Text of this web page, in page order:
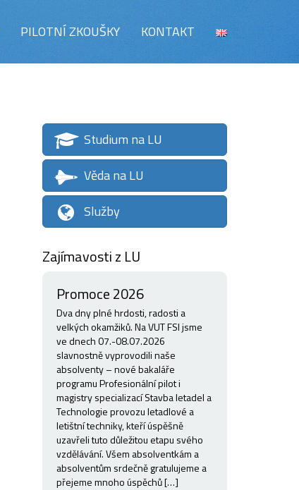
PILOTNÍ ZKOUŠKY KONTAKT
Studium na LU
Věda na LU
Služby
Zajímavosti z LU
Promoce 2026
Dva dny plné hrdosti, radosti a
velkých okamžiků. Na VUT FSI jsme
ve dnech 07.-08.07.2026
slavnostně vyprovodili naše
absolventy – nové bakaláře
programu Profesionální pilot i
magistry specializací Stavba letadel a
Technologie provozu letadlové a
letištní techniky, kteří úspěšně
uzavřeli tuto důležitou etapu svého
vzdělávání. Všem absolventkám a
absolventům srdečně gratulujeme a
přejeme mnoho úspěchů […]